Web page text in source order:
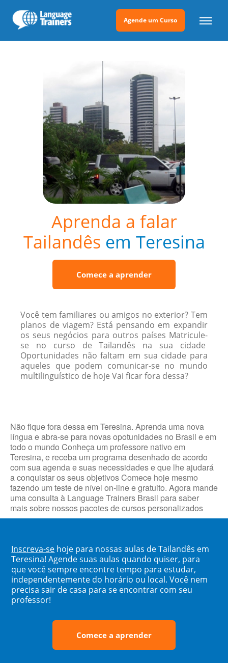
Agende um Curso
Aprenda a falar
Tailandês em Teresina
Comece a aprender
Você tem familiares ou amigos no exterior? Tem
planos de viagem? Está pensando em expandir
os seus negócios para outros países Matricule-
se no curso de Tailandês na sua cidade
Oportunidades não faltam em sua cidade para
aqueles que podem comunicar-se no mundo
multilinguístico de hoje Vai ficar fora dessa?
Não fique fora dessa em Teresina. Aprenda uma nova
língua e abra-se para novas opotunidades no Brasil e em
todo o mundo Conheça um professore nativo em
Teresina, e receba um programa desenhado de acordo
com sua agenda e suas necessidades e que lhe ajudará
a conquistar os seus objetivos Comece hoje mesmo
fazendo um teste de nível on-line e gratuito. Agora mande
uma consulta à Language Trainers Brasil para saber
mais sobre nossos pacotes de cursos personalizados
Inscreva-se hoje para nossas aulas de Tailandês em
Teresina! Agende suas aulas quando quiser, para
que você sempre encontre tempo para estudar,
independentemente do horário ou local. Você nem
precisa sair de casa para se encontrar com seu
professor!
Comece a aprender